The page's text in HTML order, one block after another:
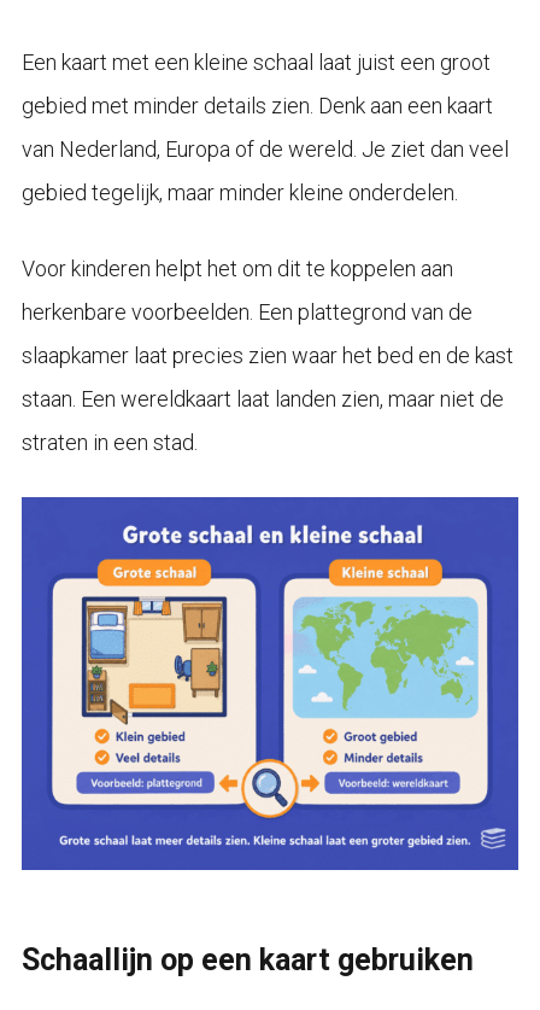
Een kaart met een kleine schaal laat juist een groot
gebied met minder details zien. Denk aan een kaart
van Nederland, Europa of de wereld. Je ziet dan veel
gebied tegelijk, maar minder kleine onderdelen.
Voor kinderen helpt het om dit te koppelen aan
herkenbare voorbeelden. Een plattegrond van de
slaapkamer laat precies zien waar het bed en de kast
staan. Een wereldkaart laat landen zien, maar niet de
straten in een stad.
Schaallijn op een kaart gebruiken